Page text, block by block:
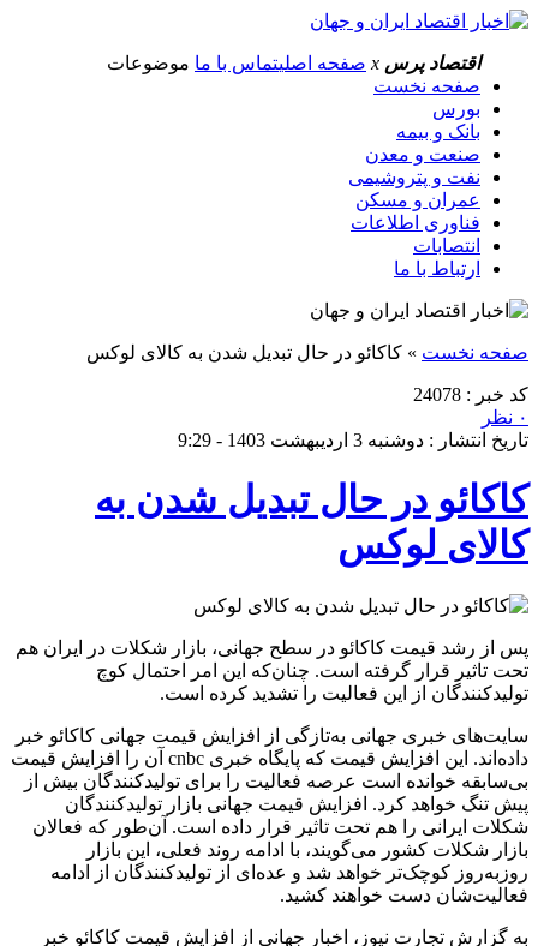
اقتصاد پرس x صفحه اصلیتماس با ما موضوعات
صفحه نخست
بورس
بانک و بیمه
صنعت و معدن
نفت و پتروشیمی
عمران و مسکن
فناوری اطلاعات
انتصابات
ارتباط با ما
صفحه نخست » کاکائو در حال تبدیل شدن به کالای لوکس
کد خبر : 24078
۰ نظر
تاریخ انتشار : دوشنبه 3 اردیبهشت 1403 - 9:29
کاکائو در حال تبدیل شدن به
کالای لوکس
پس از رشد قیمت کاکائو در سطح جهانی، بازار شکلات در ایران هم
تحت تاثیر قرار گرفته است. چنان‌که این امر احتمال کوچ
تولیدکنندگان از این فعالیت را تشدید کرده است.
سایت‌های خبری جهانی به‌تازگی از افزایش قیمت جهانی کاکائو خبر
داده‌اند. این افزایش قیمت که پایگاه خبری cnbc آن را افزایش قیمت
بی‌سابقه خوانده است عرصه فعالیت را برای تولیدکنندگان بیش از
پیش تنگ خواهد کرد. افزایش قیمت جهانی بازار تولیدکنندگان
شکلات ایرانی را هم تحت تاثیر قرار داده است. آن‌طور که فعالان
بازار شکلات کشور می‌گویند، با ادامه روند فعلی، این بازار
روزبه‌روز کوچک‌تر خواهد شد و عده‌ای از تولیدکنندگان از ادامه
فعالیت‌شان دست خواهند کشید.
به گزارش تجارت نیوز، اخبار جهانی از افزایش قیمت کاکائو خبر